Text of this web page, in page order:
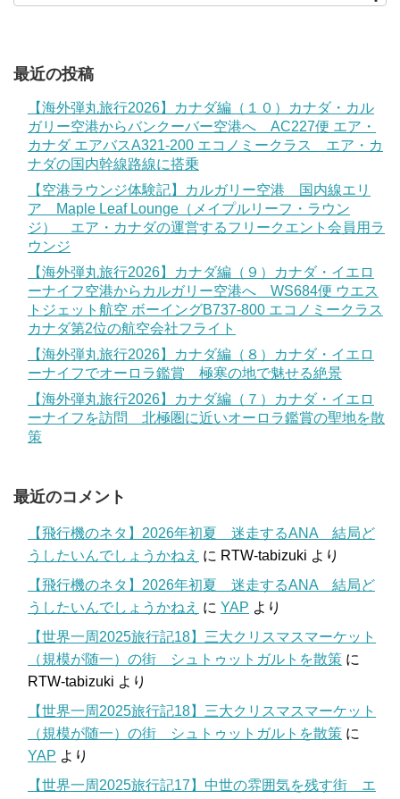
最近の投稿
【海外弾丸旅行2026】カナダ編（１０）カナダ・カル
ガリー空港からバンクーバー空港へ AC227便 エア・
カナダ エアバスA321-200 エコノミークラス エア・カ
ナダの国内幹線路線に搭乗
【空港ラウンジ体験記】カルガリー空港 国内線エリ
ア Maple Leaf Lounge（メイプルリーフ・ラウン
ジ） エア・カナダの運営するフリークエント会員用ラ
ウンジ
【海外弾丸旅行2026】カナダ編（９）カナダ・イエロ
ーナイフ空港からカルガリー空港へ WS684便 ウエス
トジェット航空 ボーイングB737-800 エコノミークラス
カナダ第2位の航空会社フライト
【海外弾丸旅行2026】カナダ編（８）カナダ・イエロ
ーナイフでオーロラ鑑賞 極寒の地で魅せる絶景
【海外弾丸旅行2026】カナダ編（７）カナダ・イエロ
ーナイフを訪問 北極圏に近いオーロラ鑑賞の聖地を散
策
最近のコメント
【飛行機のネタ】2026年初夏 迷走するANA 結局ど
うしたいんでしょうかねえ に RTW-tabizuki より
【飛行機のネタ】2026年初夏 迷走するANA 結局ど
うしたいんでしょうかねえ に YAP より
【世界一周2025旅行記18】三大クリスマスマーケット
（規模が随一）の街 シュトゥットガルトを散策 に
RTW-tabizuki より
【世界一周2025旅行記18】三大クリスマスマーケット
（規模が随一）の街 シュトゥットガルトを散策 に
YAP より
【世界一周2025旅行記17】中世の雰囲気を残す街 エ